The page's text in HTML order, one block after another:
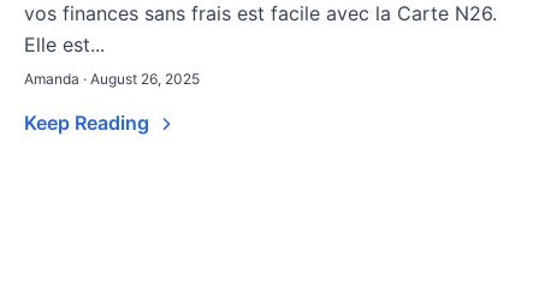
vos finances sans frais est facile avec la Carte N26.
Elle est...
Amanda · August 26, 2025
Keep Reading